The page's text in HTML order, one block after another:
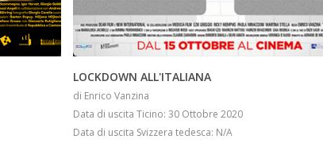
INFO
LOCKDOWN ALL'ITALIANA
di Enrico Vanzina
Data di uscita Ticino: 30 Ottobre 2020
Data di uscita Svizzera tedesca: N/A